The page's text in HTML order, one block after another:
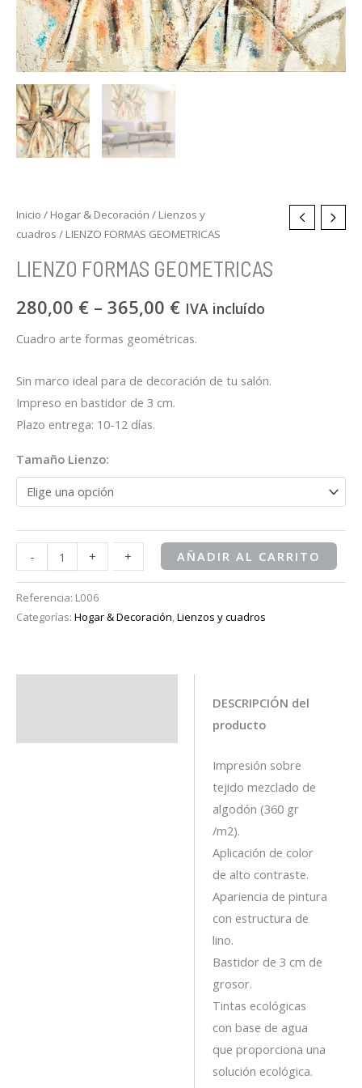
Inicio / Hogar & Decoración / Lienzos y
cuadros / LIENZO FORMAS GEOMETRICAS
LIENZO FORMAS GEOMETRICAS
280,00 € – 365,00 € IVA incluído
Cuadro arte formas geométricas.
Sin marco ideal para de decoración de tu salón.
Impreso en bastidor de 3 cm.
Plazo entrega: 10-12 días.
Tamaño Lienzo:
-- + + AÑADIR AL CARRITO
Referencia: L006
Categorías: Hogar & Decoración,Lienzos y cuadros
DESCRIPCIÓN del
producto
Impresión sobre
tejido mezclado de
algodón (360 gr
/m2).
Aplicación de color
de alto contraste.
Apariencia de pintura
con estructura de
lino.
Bastidor de 3 cm de
grosor.
Tintas ecológicas
con base de agua
que proporciona una
solución ecológica.